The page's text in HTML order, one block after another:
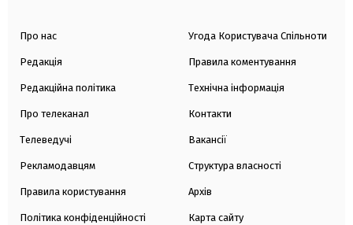
Про нас
Редакція
Редакційна політика
Про телеканал
Телеведучі
Рекламодавцям
Правила користування
Політика конфіденційності
Угода Користувача Спільноти
Правила коментування
Технічна інформація
Контакти
Вакансії
Структура власності
Архів
Карта сайту